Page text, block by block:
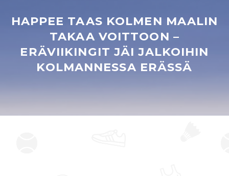
HAPPEE TAAS KOLMEN MAALIN
TAKAA VOITTOON –
ERÄVIIKINGIT JÄI JALKOIHIN
KOLMANNESSA ERÄSSÄ